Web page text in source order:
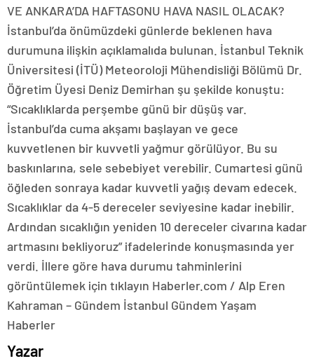
VE ANKARA’DA HAFTASONU HAVA NASIL OLACAK?
İstanbul’da önümüzdeki günlerde beklenen hava
durumuna ilişkin açıklamalıda bulunan. İstanbul Teknik
Üniversitesi (İTÜ) Meteoroloji Mühendisliği Bölümü Dr.
Öğretim Üyesi Deniz Demirhan şu şekilde konuştu:
“Sıcaklıklarda perşembe günü bir düşüş var.
İstanbul’da cuma akşamı başlayan ve gece
kuvvetlenen bir kuvvetli yağmur görülüyor. Bu su
baskınlarına, sele sebebiyet verebilir. Cumartesi günü
öğleden sonraya kadar kuvvetli yağış devam edecek.
Sıcaklıklar da 4-5 dereceler seviyesine kadar inebilir.
Ardından sıcaklığın yeniden 10 dereceler civarına kadar
artmasını bekliyoruz” ifadelerinde konuşmasında yer
verdi. İllere göre hava durumu tahminlerini
görüntülemek için tıklayın Haberler.com / Alp Eren
Kahraman – Gündem İstanbul Gündem Yaşam
Haberler
Yazar